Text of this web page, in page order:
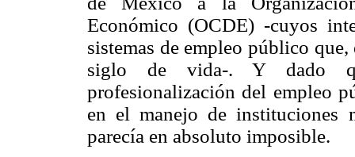
Económico (OCDE) -cuyos
sistemas de empleo público
siglo de vida-. Y dado
profesionalización del empleo
en el manejo de instituciones
parecía en absoluto imposible.